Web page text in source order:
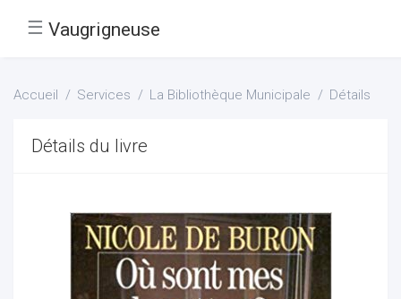
☰ Vaugrigneuse
Accueil Services La Bibliothèque Municipale Détails
Détails du livre